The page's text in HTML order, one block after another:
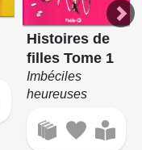
Histoires de
filles Tome 1
Imbéciles
heureuses